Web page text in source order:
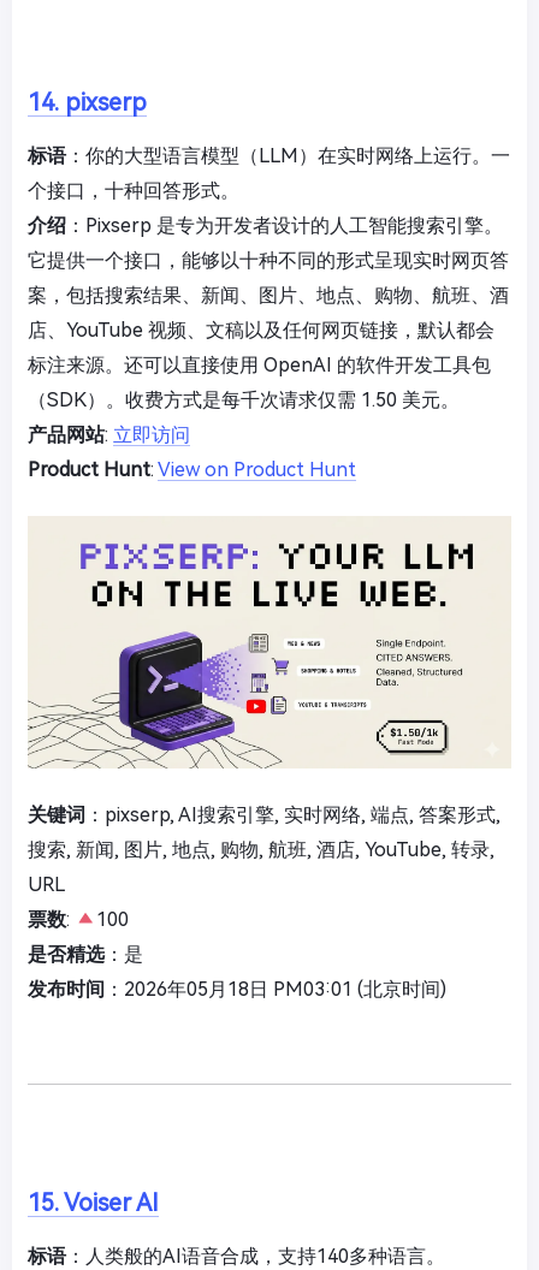
14. pixserp
标语：你的大型语言模型（LLM）在实时网络上运行。一
个接口，十种回答形式。
介绍 ：Pixserp 是专为开发者设计的人工智能搜索引擎。
它提供一个接口，能够以十种不同的形式呈现实时网页答
案，包括搜索结果、新闻、图片、地点、购物、航班、酒
店、YouTube 视频、文稿以及任何网页链接，默认都会
标注来源。还可以直接使用 OpenAI 的软件开发工具包
（SDK）。收费方式是每千次请求仅需 1.50 美元。
产品网站: 立即访问
Product Hunt: View on Product Hunt
关键词 ：pixserp, AI搜索引擎, 实时网络, 端点, 答案形式,
搜索, 新闻, 图片, 地点, 购物, 航班, 酒店, YouTube, 转录,
URL
票数:
100
是否精选：是
发布时间 ：2026年05月18日 PM03:01 (北京时间)
15. Voiser AI
标语：人类般的AI语音合成，支持140多种语言。